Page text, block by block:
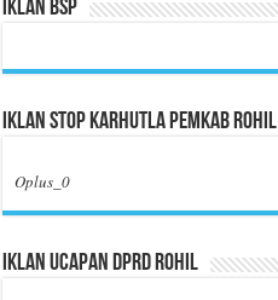
Iklan BSP
Iklan Stop Karhutla Pemkab Rohil
Oplus_0
Iklan Ucapan DPRD Rohil